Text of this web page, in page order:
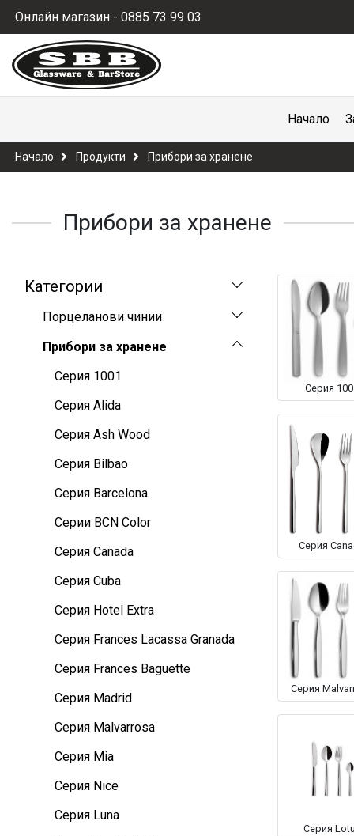
Онлайн магазин - 0885 73 99 03
Начало
Начало Продукти Прибори за хранене
Прибори за хранене
Категории
Порцеланови чинии
Прибори за хранене
Серия 1001
Серия Alida
Серия Ash Wood
Серия Bilbao
Серия Barcelona
Серии BCN Color
Серия Canada
Серия Cuba
Серия Hotel Extra
Серия Frances Lacassa Granada
Серия Frances Baguette
Серия Madrid
Серия Malvarrosa
Серия Mia
Серия Nice
Серия Luna
Серия
Серия
Серия
Серия